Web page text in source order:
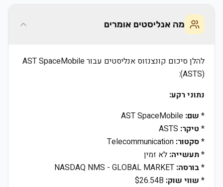
מה אנליסטים אומרים
להלן סיכום קונצנזוס אנליסטים עבור AST SpaceMobile
(ASTS):
נתוני רקע:
* שם:
* טיקר:
*סקטור:
*תעשייה: לא זמין
*בורסה:
* שווי שוק: